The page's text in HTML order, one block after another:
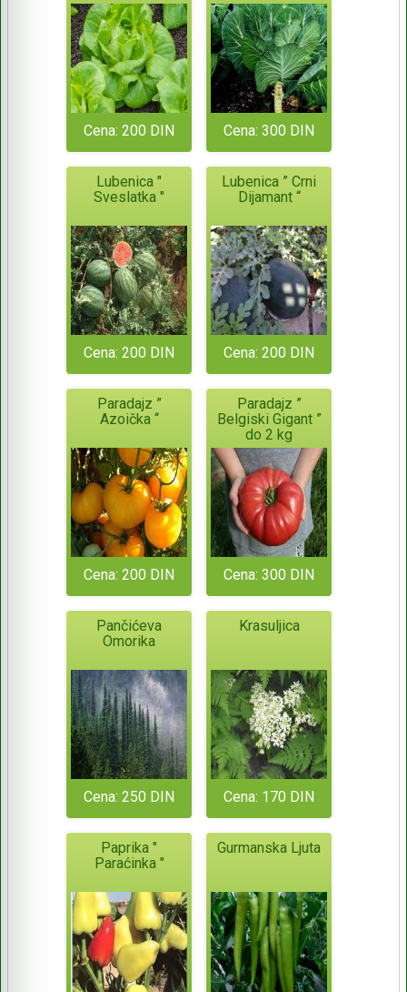
Cena: 200 DIN Cena: 300 DIN
Lubenica "
Sveslatka "
Cena: 200 DIN
Lubenica ” Crni
Dijamant “
Cena: 200 DIN
Paradajz ”
Azoička “
Cena: 200 DIN
Paradajz ”
Belgiski Gigant ”
do 2 kg
Cena: 300 DIN
Pančićeva
Omorika
Cena: 250 DIN
Krasuljica
Cena: 170 DIN
Paprika "
Paraćinka "
Gurmanska Ljuta